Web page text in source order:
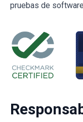
pruebas de